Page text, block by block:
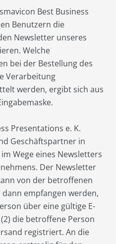
Best Business
Benutzern die
Newsletter unseres
Welche
bei der Bestellung des
Verarbeitung
werden, ergibt sich aus
Presentations e. K.
Geschäftspartner in
Wege eines Newsletters
Der Newsletter
von der betroffenen
empfangen werden,
über eine gültige E-
die betroffene Person
registriert. An die